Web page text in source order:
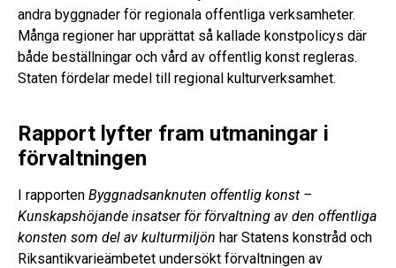
andra byggnader för regionala offentliga verksamheter.
Många regioner har upprättat så kallade konstpolicys där
både beställningar och vård av offentlig konst regleras.
Staten fördelar medel till regional kulturverksamhet.
Rapport lyfter fram utmaningar i
förvaltningen
I rapporten Byggnadsanknuten offentlig konst –
Kunskapshöjande insatser för förvaltning av den offentliga
konsten som del av kulturmiljön har Statens konstråd och
Riksantikvarieämbetet undersökt förvaltningen av